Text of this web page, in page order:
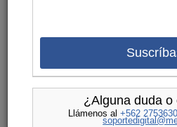
¿Alguna duda o
Llámenos al +562